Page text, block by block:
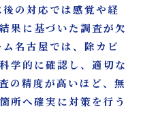
の対応では感覚や経
果に基づいた調査が欠
名古屋では、除カビ
学的に確認し、適切な
の精度が高いほど、無
所へ確実に対策を行う